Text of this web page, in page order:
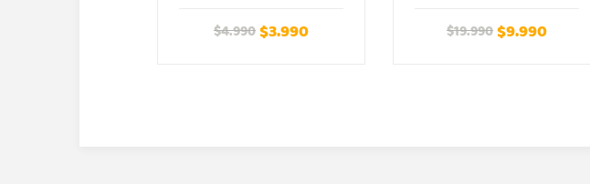
$4.990$3.990 $19.990$9.990